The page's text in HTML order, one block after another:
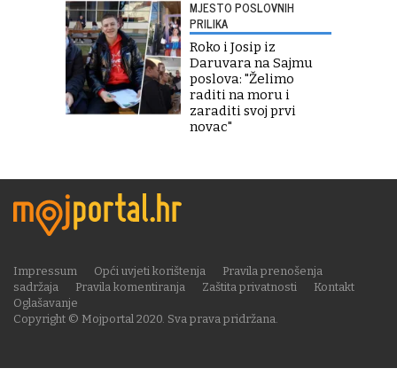
MJESTO POSLOVNIH
PRILIKA
Roko i Josip iz
Daruvara na Sajmu
poslova: "Želimo
raditi na moru i
zaraditi svoj prvi
novac"
Copyright © Mojportal 2020. Sva prava pridržana.
Impressum Opći uvjeti korištenja
Pravila prenošenja
sadržaja
Pravila komentiranja Zaštita privatnosti
Kontakt
Oglašavanje